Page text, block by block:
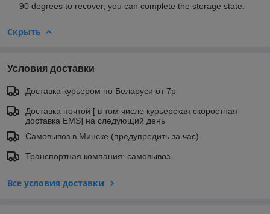
90 degrees to recover, you can complete the storage state.
Скрыть
Условия доставки
Доставка курьером по Беларуси от 7р
Доставка почтой [ в том числе курьерская скоростная
доставка EMS] на следующий день
Самовывоз в Минске (предупредить за час)
Транспортная компания: самовывоз
Все условия доставки